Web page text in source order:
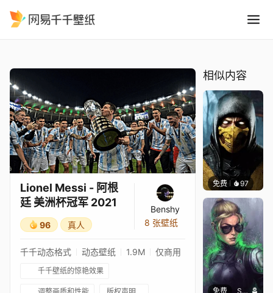
Lionel Messi - 阿根
廷 美洲杯冠军 2021
96 真人
Benshy
8 张壁纸
千千动态格式 动态壁纸 1.9M 仅商用
千千壁纸的惊艳效果
相似内容
免费 97
免费 SomethingEPIC